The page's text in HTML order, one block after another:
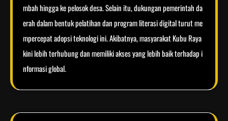
mbah hingga ke pelosok desa. Selain itu, dukungan pemerintah da
erah dalam bentuk pelatihan dan program literasi digital turut me
mpercepat adopsi teknologi ini. Akibatnya, masyarakat Kubu Raya
kini lebih terhubung dan memiliki akses yang lebih baik terhadap i
nformasi global.